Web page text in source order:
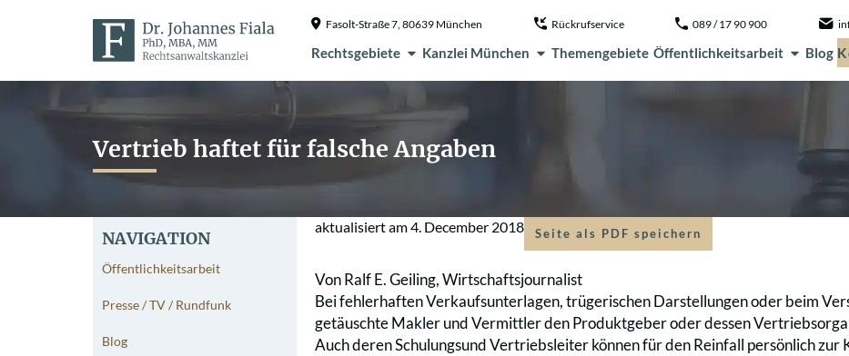
Fasolt-Straße 7, 80639 München Rückrufservice 089 / 17 90 900
Rechtsgebiete Kanzlei München Themengebiete Öffentlichkeitsarbeit Blog
Vertrieb haftet für falsche Angaben
NAVIGATION
Öffentlichkeitsarbeit
Presse / TV / Rundfunk
Blog
aktualisiert am4. December 2018 Seite als PDF speichern
Von Ralf E. Geiling, Wirtschaftsjournalist
Bei fehlerhaften Verkaufsunterlagen, trügerischen Darstellungen oder beim
getäuschte Makler und Vermittler den Produktgeber oder dessen
Auch deren Schulungsund Vertriebsleiter können für den Reinfall persönlich zur